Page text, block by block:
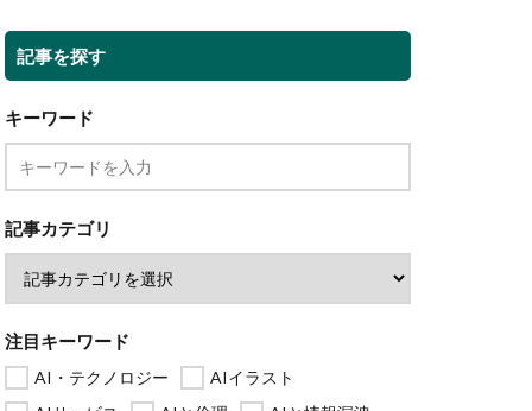
記事を探す
キーワード
記事カテゴリ
注目キーワード
AI・テクノロジー
AIイラスト